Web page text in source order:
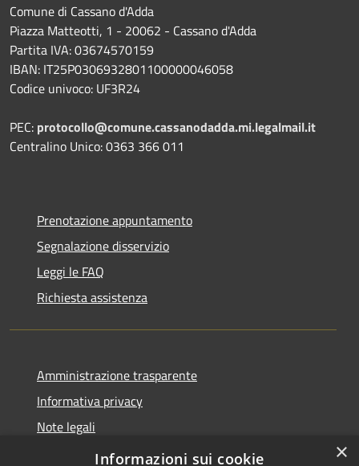
Comune di Cassano d'Adda
Piazza Matteotti, 1 - 20062 - Cassano d'Adda
Partita IVA: 03674570159
IBAN: IT25P0306932801100000046058
Codice univoco: UF3R24
PEC: protocollo@comune.cassanodadda.mi.legalmail.it
Centralino Unico: 0363 366 011
Prenotazione appuntamento
Segnalazione disservizio
Leggi le FAQ
Richiesta assistenza
Amministrazione trasparente
Informativa privacy
Note legali
Dichiarazione di accessibilità
×
Informazioni sui cookie